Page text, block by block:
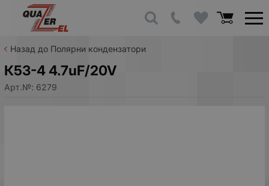
Назад до Полярни кондензатори
К53-4 4.7uF/20V
Арт.№: 6279